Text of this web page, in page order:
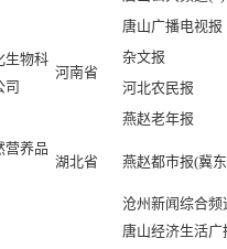
生物科
司
河南省
唐山广播电视报
杂文报
河北农民报
燕赵老年报
营养品
湖北省 燕赵都市报(冀
沧州新闻综合频
唐山经济生活广